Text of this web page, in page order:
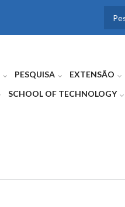
PESQUISA EXTENSÃO
SCHOOL OF TECHNOLOGY